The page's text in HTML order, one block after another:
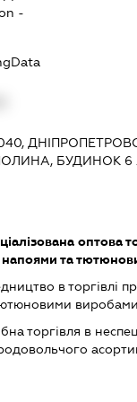
-
БУДИНОК 6
оптова
та
в торгівлі
виробами
торгівля в